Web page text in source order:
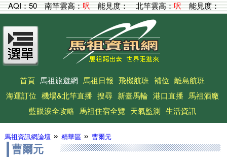
AQI：50 南竿雲高：呎能見度：北竿雲高：呎能見度：
首頁 馬祖旅遊網 馬祖日報 飛機航班 補位 離島航班
海運訂位 機場&北竿直播 搜尋 新臺馬輪 港口直播 馬祖酒廠
藍眼淚全攻略 馬祖住宿全覽 天氣監測 生活資訊
馬祖資訊網論壇» 精華區» 曹爾元
曹爾元